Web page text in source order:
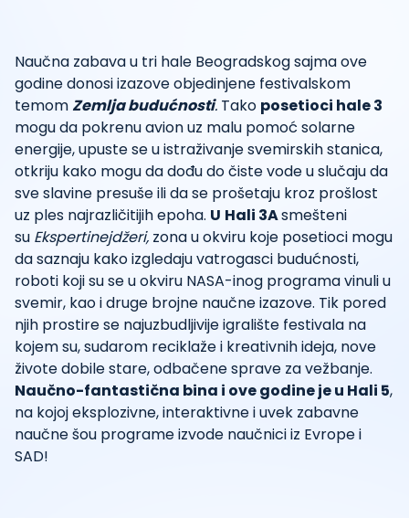
Naučna zabava u tri hale Beogradskog sajma ove
godine donosi izazove objedinjene festivalskom
temom Zemlja budućnosti. Tako posetioci hale 3
mogu da pokrenu avion uz malu pomoć solarne
energije, upuste se u istraživanje svemirskih stanica,
otkriju kako mogu da dođu do čiste vode u slučaju da
sve slavine presuše ili da se prošetaju kroz prošlost
uz ples najrazličitijih epoha. U Hali 3Asmešteni
su Ekspertinejdžeri, zona u okviru koje posetioci mogu
da saznaju kako izgledaju vatrogasci budućnosti,
roboti koji su se u okviru NASA-inog programa vinuli u
svemir, kao i druge brojne naučne izazove. Tik pored
njih prostire se najuzbudljivije igralište festivala na
kojem su, sudarom reciklaže i kreativnih ideja, nove
živote dobile stare, odbačene sprave za vežbanje.
Naučno-fantastična bina i ove godine je u Hali 5,
na kojoj eksplozivne, interaktivne i uvek zabavne
naučne šou programe izvode naučnici iz Evrope i
SAD!